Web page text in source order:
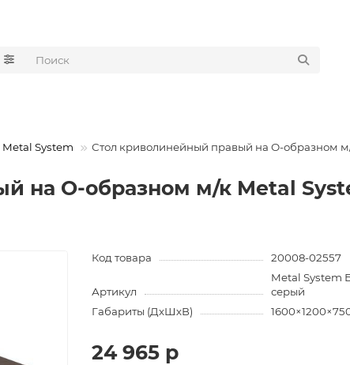
System Стол криволинейный правый на О-образном
на О-образном м/к Metal
Код товара 20008-02557
Артикул
Metal System
серый
Габариты (ДхШхВ)
24 965 р